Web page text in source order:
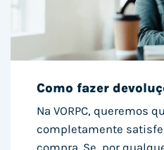
Como fazer
Na VORPC, queremos
completamente